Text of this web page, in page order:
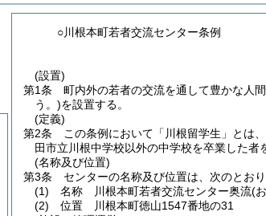
○川根本町若者交流センター条例
(設置)
第1条
町内外の若者の交流を通して豊かな人
う。)を設置する。
(定義)
第2条
この条例において「川根留学生」とは
田市立川根中学校以外の中学校を卒業した者
(名称及び位置)
第3条
センターの名称及び位置は、次のとおり
(1)
名称 川根本町若者交流センター奥流(
(2)
位置 川根本町徳山1547番地の31